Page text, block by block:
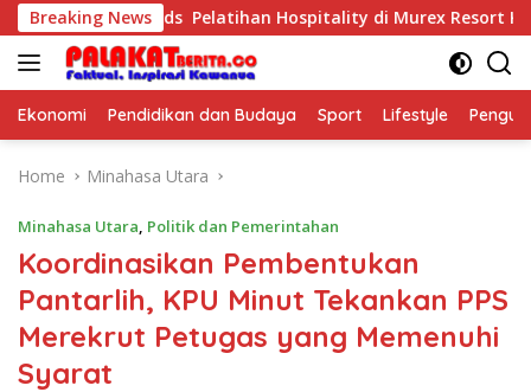
Skip
to
content
Breaking NewsKids Pelatihan Hospitality di Murex Resort Kalasey
Ekonomi Pendidikan dan Budaya Sport Lifestyle
Home Minahasa Utara
Minahasa Utara, Politik dan Pemerintahan
Koordinasikan Pembentukan
Pantarlih, KPU Minut Tekankan PPS
Merekrut Petugas yang Memenuhi
Syarat